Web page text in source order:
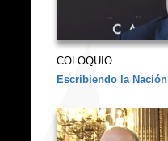
COLOQUIO
Escribiendo la Nación